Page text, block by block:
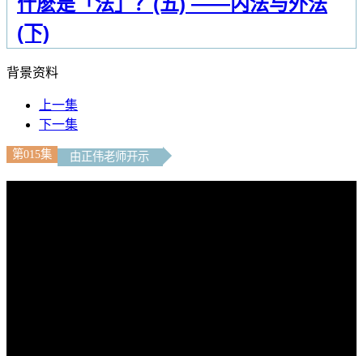
(下)
背景资料
上一集
下一集
第015集 由正伟老师开示